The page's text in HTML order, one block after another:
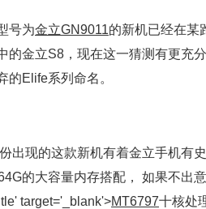
号为金立GN9011的新机已经在某
的金立S8，现在这一猜测有更充
的Elife系列命名。
出现的这款新机有着金立手机有
的大容量内存搭配， 如果不出
tle' target='_blank'>MT6797十核处